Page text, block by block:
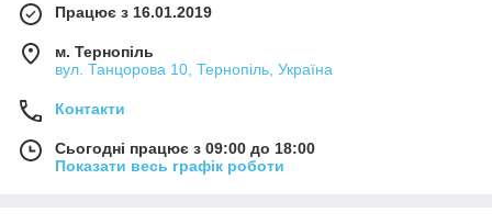
Працює з 16.01.2019
м. Тернопіль
вул. Танцорова 10, Тернопіль, Україна
Контакти
Сьогодні працює з 09:00 до 18:00
Показати весь графік роботи